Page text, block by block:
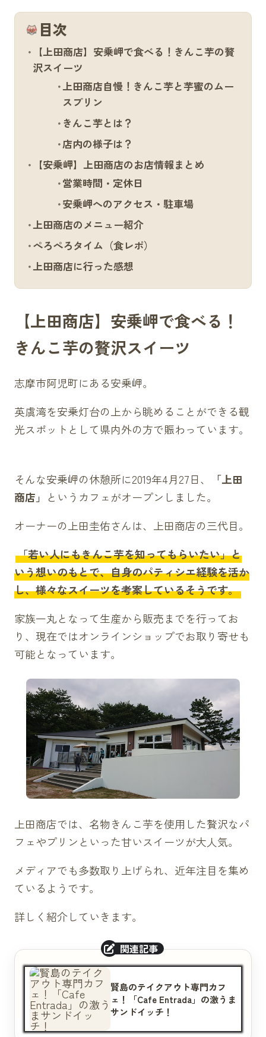
目次
【上田商店】安乗岬で食べる！きんこ芋の贅
沢スイーツ
上田商店自慢！きんこ芋と芋蜜のムー
スプリン
きんこ芋とは？
店内の様子は？
【安乗岬】上田商店のお店情報まとめ
営業時間・定休日
安乗岬へのアクセス・駐車場
上田商店のメニュー紹介
ぺろぺろタイム（食レポ）
上田商店に行った感想
【上田商店】安乗岬で食べる！
きんこ芋の贅沢スイーツ
志摩市阿児町にある安乗岬。
英虞湾を安乗灯台の上から眺めることができる観
光スポットとして県内外の方で賑わっています。
そんな安乗岬の休憩所に2019年4月27日、
「上田
商店」 というカフェがオープンしました。
オーナーの上田圭佑さんは、上田商店の三代目。
「若い人にもきんこ芋を知ってもらいたい」と
いう想いのもとで、自身のパティシエ経験を活か
し、様々なスイーツを考案しているそうです。
家族一丸となって生産から販売までを行ってお
り、現在ではオンラインショップでお取り寄せも
可能となっています。
上田商店では、名物きんこ芋を使用した贅沢なパ
フェやプリンといった甘いスイーツが大人気。
メディアでも多数取り上げられ、近年注目を集め
ているようです。
詳しく紹介していきます。
賢島のテイクアウト専門カフ
ェ！「Cafe Entrada」の激うま
サンドイッチ！